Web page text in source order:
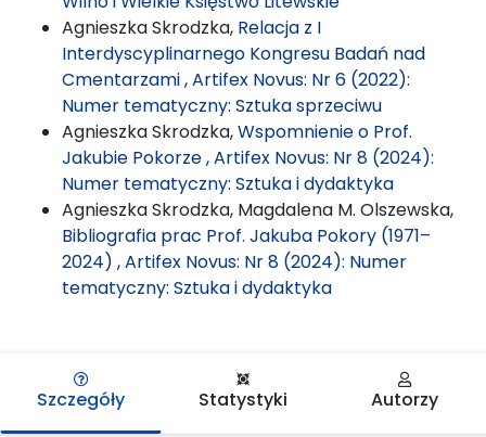
Agnieszka Skrodzka, Relacja z I
Interdyscyplinarnego Kongresu Badań nad
Cmentarzami,Artifex Novus: Nr 6 (2022):
Numer tematyczny: Sztuka sprzeciwu
Agnieszka Skrodzka,Wspomnienie o Prof.
Jakubie Pokorze,Artifex Novus: Nr 8 (2024):
Numer tematyczny: Sztuka i dydaktyka
Agnieszka Skrodzka, Magdalena M. Olszewska,
Bibliografia prac Prof. Jakuba Pokory (1971–
2024) ,Artifex Novus: Nr 8 (2024): Numer
tematyczny: Sztuka i dydaktyka
Szczegóły Statystyki Autorzy